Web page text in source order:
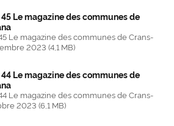
Le magazine des communes de
Le magazine des communes de Crans-
2023 (4,1 MB)
Le magazine des communes de
Le magazine des communes de Crans-
2023 (6,1 MB)